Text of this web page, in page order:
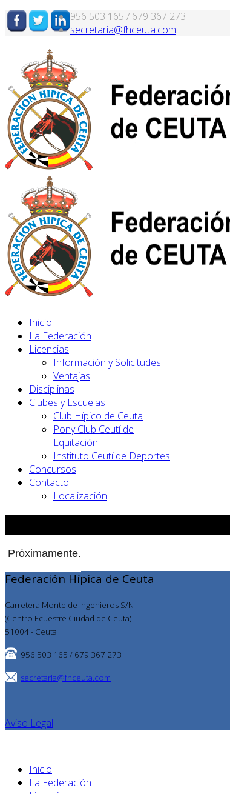
956 503 165 / 679 367 273
secretaria@fhceuta.com
Inicio
La Federación
Licencias
Información y Solicitudes
Ventajas
Disciplinas
Clubes y Escuelas
Club Hípico de Ceuta
Pony Club Ceutí de
Equitación
Instituto Ceutí de Deportes
Concursos
Contacto
Localización
Próximamente.
Federación Hípica de Ceuta
Carretera Monte de Ingenieros S/N
(Centro Ecuestre Ciudad de Ceuta)
51004 - Ceuta
956 503 165 / 679 367 273
secretaria@fhceuta.com
Aviso Legal
Inicio
La Federación